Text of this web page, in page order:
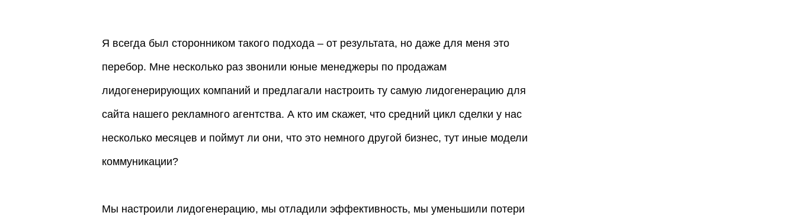
Я всегда был сторонником такого подхода – от результата, но даже для меня это
перебор. Мне несколько раз звонили юные менеджеры по продажам
лидогенерирующих компаний и предлагали настроить ту самую лидогенерацию для
сайта нашего рекламного агентства. А кто им скажет, что средний цикл сделки у нас
несколько месяцев и поймут ли они, что это немного другой бизнес, тут иные модели
коммуникации?
Мы настроили лидогенерацию, мы отладили эффективность, мы уменьшили потери